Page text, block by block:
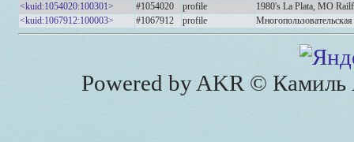
<kuid:1054020:100301>
#1054020 profile
1980's La Plata, MO
<kuid:1067912:100003>
#1067912 profile Многопользовательская
Powered by AKR © Камиль